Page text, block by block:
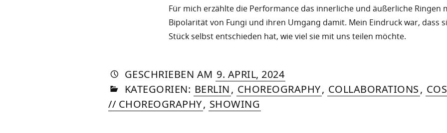
Für mich erzählte die Performance das innerliche und äußerliche Ringen
Bipolarität von Fungi und ihren Umgang damit. Mein Eindruck war, dass
Stück selbst entschieden hat, wie viel sie mit uns teilen möchte.
GESCHRIEBEN VON
AUTORIN
DASNIYA
SOMMER
AM 9. APRIL, 2024»7.
OCTOBER,
IN
KATEGORIEN: BERLIN, CHOREOGRAPHY, COLLABORATIONS,
// CHOREOGRAPHY, SHOWING